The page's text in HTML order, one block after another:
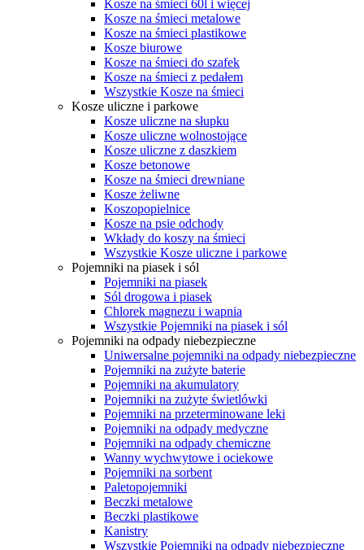
Kosze na śmieci 60l i więcej
Kosze na śmieci metalowe
Kosze na śmieci plastikowe
Kosze biurowe
Kosze na śmieci do szafek
Kosze na śmieci z pedałem
Wszystkie Kosze na śmieci
Kosze uliczne i parkowe
Kosze uliczne na słupku
Kosze uliczne wolnostojące
Kosze uliczne z daszkiem
Kosze betonowe
Kosze na śmieci drewniane
Kosze żeliwne
Koszopopielnice
Kosze na psie odchody
Wkłady do koszy na śmieci
Wszystkie Kosze uliczne i parkowe
Pojemniki na piasek i sól
Pojemniki na piasek
Sól drogowa i piasek
Chlorek magnezu i wapnia
Wszystkie Pojemniki na piasek i sól
Pojemniki na odpady niebezpieczne
Uniwersalne pojemniki na odpady niebezpieczne
Pojemniki na zużyte baterie
Pojemniki na akumulatory
Pojemniki na zużyte świetlówki
Pojemniki na przeterminowane leki
Pojemniki na odpady medyczne
Pojemniki na odpady chemiczne
Wanny wychwytowe i ociekowe
Pojemniki na sorbent
Paletopojemniki
Beczki metalowe
Beczki plastikowe
Kanistry
Wszystkie Pojemniki na odpady niebezpieczne